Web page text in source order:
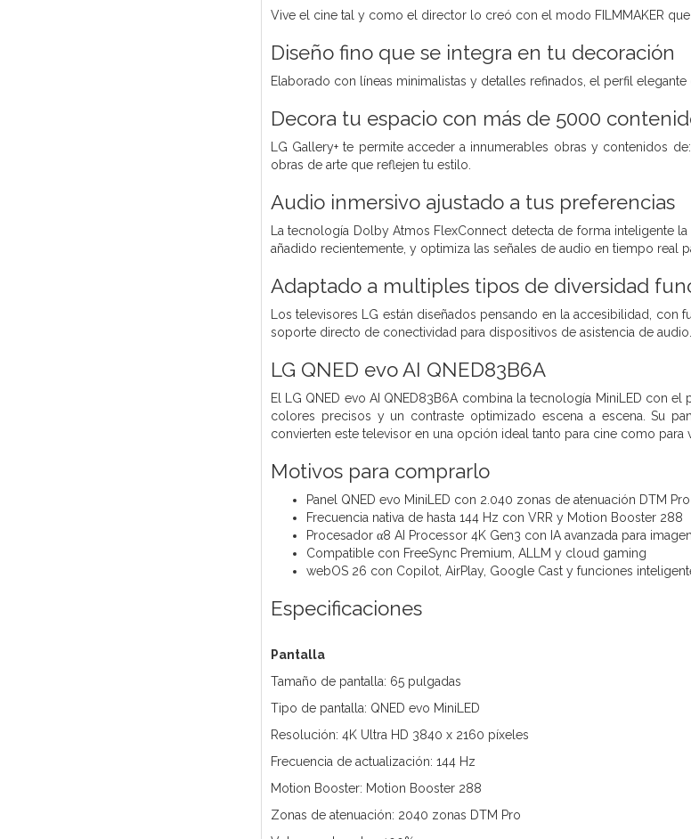
Vive el cine tal y como el director lo creó con el modo FILMMAKER
Diseño fino que se integra en tu decoración
Elaborado con líneas minimalistas y detalles refinados, el perfil
Decora tu espacio con más de 5000
LG Gallery+ te permite acceder a innumerables obras y contenidos
obras de arte que reflejen tu estilo.
Audio inmersivo ajustado a tus preferencias
La tecnología Dolby Atmos FlexConnect detecta de forma inteligente
añadido recientemente, y optimiza las señales de audio en tiempo
Adaptado a multiples tipos de diversidad
Los televisores LG están diseñados pensando en la accesibilidad,
soporte directo de conectividad para dispositivos de asistencia de audio.
LG QNED evo AI QNED83B6A
El LG QNED evo AI QNED83B6A combina la tecnología MiniLED con
colores precisos y un contraste optimizado escena a escena. Su
convierten este televisor en una opción ideal tanto para cine como
Motivos para comprarlo
Panel QNED evo MiniLED con 2.040 zonas de atenuación DTM Pro
Frecuencia nativa de hasta 144 Hz con VRR y Motion Booster 288
Procesador α8 AI Processor 4K Gen3 con IA avanzada para
Compatible con FreeSync Premium, ALLM y cloud gaming
webOS 26 con Copilot, AirPlay, Google Cast y funciones
Especificaciones
Pantalla
Tamaño de pantalla: 65 pulgadas
Tipo de pantalla: QNED evo MiniLED
Resolución: 4K Ultra HD 3840 x 2160 píxeles
Frecuencia de actualización: 144 Hz
Motion Booster: Motion Booster 288
Zonas de atenuación: 2040 zonas DTM Pro